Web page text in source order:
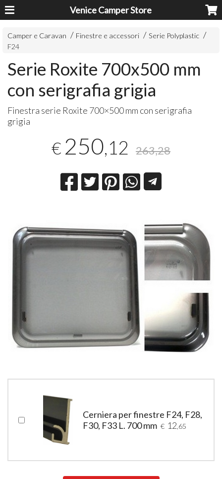
Venice Camper Store
Camper e Caravan Finestre e accessori
Serie Polyplastic
F24
Serie Roxite 700x500 mm
con serigrafia grigia
Finestra serie Roxite 700×500 mm con serigrafia
grigia
€ 250,12 263,28
Cerniera per finestre F24, F28,
F30, F33 L. 700 mm € 12 ,65